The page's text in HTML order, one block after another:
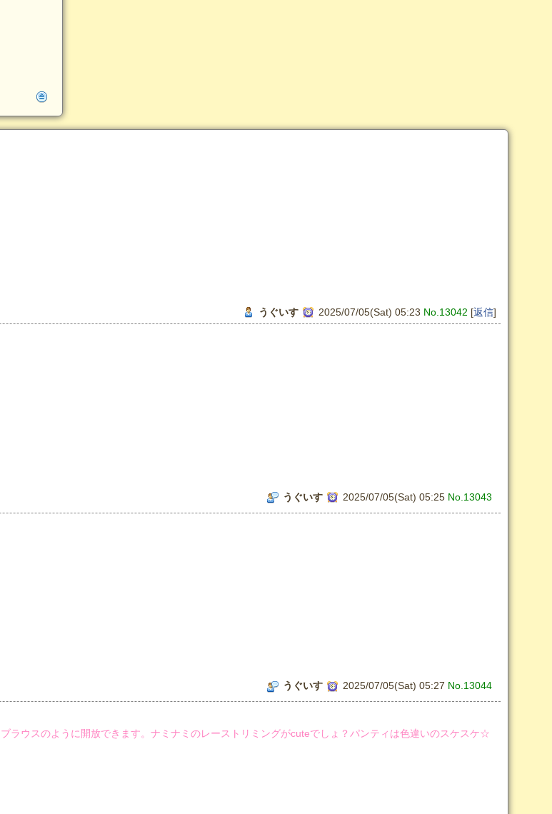
うぐいす 2025/07/05(Sat) 05:23 No.13042 [返信]
うぐいす 2025/07/05(Sat) 05:25 No.13043
うぐいす 2025/07/05(Sat) 05:27 No.13044
ラウスのように開放できます。ナミナミのレーストリミングがcuteでしょ？パンティは色違いのスケスケ☆